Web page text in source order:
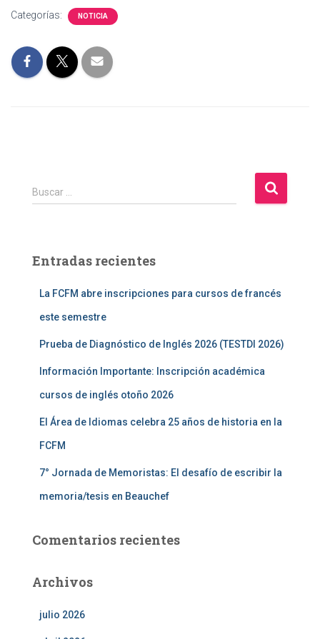
Categorías: NOTICIA
B
u
r
Buscar …
Entradas recientes
La FCFM abre inscripciones para cursos de francés
este semestre
Prueba de Diagnóstico de Inglés 2026 (TESTDI 2026)
Información Importante: Inscripción académica
cursos de inglés otoño 2026
El Área de Idiomas celebra 25 años de historia en la
FCFM
7° Jornada de Memoristas: El desafío de escribir la
memoria/tesis en Beauchef
Comentarios recientes
Archivos
julio 2026